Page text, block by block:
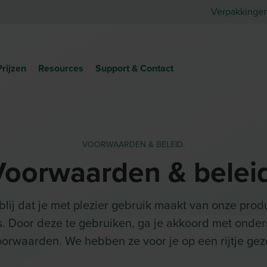
Resources Support & Contact
VOORWAARDEN & BELEID.
&
dat je met plezier gebruik maakt van onze
Door deze te gebruiken, ga je akkoord met
We hebben ze voor je op een rijtje